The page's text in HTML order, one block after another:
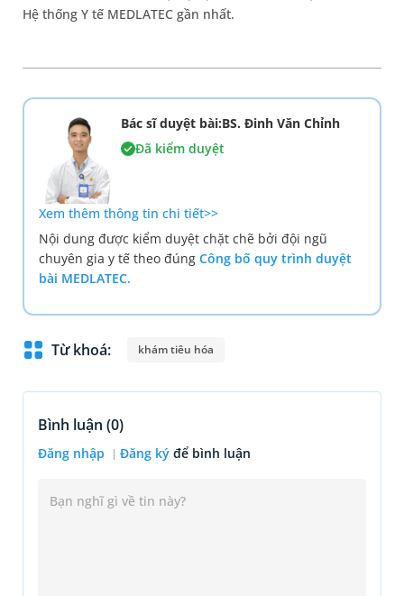
Hệ thống Y tế MEDLATECgần nhất.
Bác sĩ duyệt bài:BS. Đinh Văn Chỉnh
Đã kiểm duyệt
Xem thêm thông tin chi tiết>>
Nội dung được kiểm duyệt chặt chẽ bởi đội ngũ
chuyên gia y tế theo đúng Công bố quy trình duyệt
bài MEDLATEC.
Từ khoá: khám tiêu hóa
Bình luận (0)
Đăng nhập Đăng ký để bình luận